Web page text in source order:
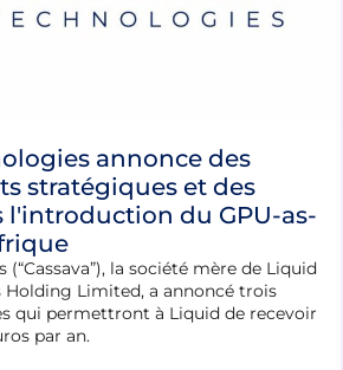
annonce des
stratégiques et des
l'introduction du GPU-as-
(“Cassava”), la société mère de Liquid
Limited, a annoncé trois
qui permettront à Liquid de recevoir
par an.